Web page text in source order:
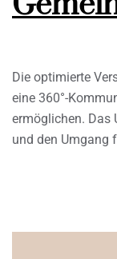
Die optimierte
eine 360°-
ermöglichen. Das
und den Umgang